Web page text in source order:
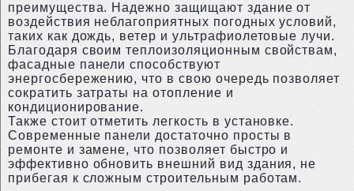
преимущества. Надежно защищают здание от
воздействия неблагоприятных погодных условий,
таких как дождь, ветер и ультрафиолетовые лучи.
Благодаря своим теплоизоляционным свойствам,
фасадные панели способствуют
энергосбережению, что в свою очередь позволяет
сократить затраты на отопление и
кондиционирование.
Также стоит отметить легкость в установке.
Современные панели достаточно просты в
ремонте и замене, что позволяет быстро и
эффективно обновить внешний вид здания, не
прибегая к сложным строительным работам.